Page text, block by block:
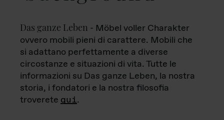
Das ganze Leben - Möbel voller Charakter
ovvero mobili pieni di carattere. Mobili che
si adattano perfettamente a diverse
circostanze e situazioni di vita. Tutte le
informazioni su Das ganze Leben, la nostra
storia, i fondatori e la nostra filosofia
troverete qui.